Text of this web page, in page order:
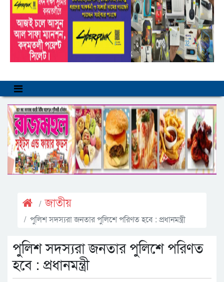
জাতীয়
পুলিশ সদস্যরা জনতার পুলিশে পরিণত হবে : প্রধানমন্ত্রী
পুলিশ সদস্যরা জনতার পুলিশে পরিণত
হবে : প্রধানমন্ত্রী